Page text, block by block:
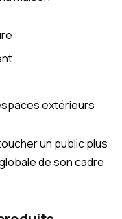
extérieurs
un public plus
de son cadre